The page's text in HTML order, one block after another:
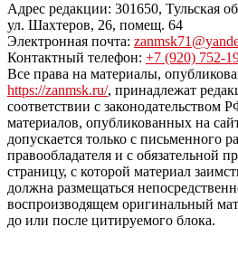
Адрес редакции: 301650, Тульская
ул. Шахтеров, 26, помещ. 64
Электронная почта:
Контактный телефон: +7 (920) 752-
Все права на материалы,
https://zanmsk.ru/, принадлежат
соответствии с законодательством
материалов, опубликованных на
допускается только с письменного
правообладателя и с обязательной
страницу, с которой материал
должна размещаться
воспроизводящем оригинальный
до или после цитируемого блока.